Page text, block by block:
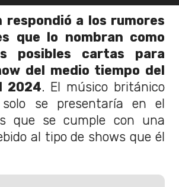
respondió a los rumores
que lo nombran como
posibles cartas para
del medio tiempo del
2024. El músico británico
se presentaría en el
que se cumple con una
al tipo de shows que él